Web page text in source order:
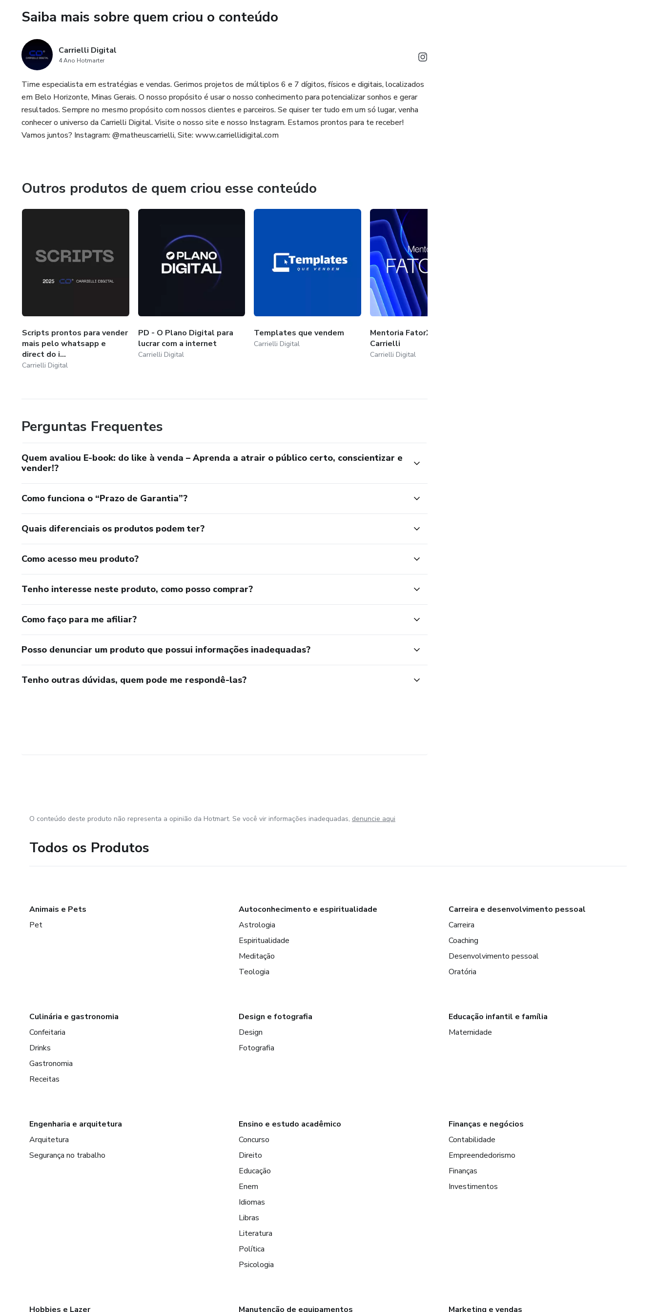
Saiba mais sobre quem criou o conteúdo
Carrielli Digital
4 Ano Hotmarter
Time especialista em estratégias e vendas. Gerimos projetos de múltiplos 6 e 7 dígitos, físicos e digitais, localizados
em Belo Horizonte, Minas Gerais. O nosso propósito é usar o nosso conhecimento para potencializar sonhos e gerar
resultados. Sempre no mesmo propósito com nossos clientes e parceiros. Se quiser ter tudo em um só lugar, venha
conhecer o universo da Carrielli Digital. Visite o nosso site e nosso Instagram. Estamos prontos para te receber!
Vamos juntos? Instagram: @matheuscarrielli, Site: www.carriellidigital.com
Outros produtos de quem criou esse conteúdo
Scripts prontos para vender
mais pelo whatsapp e
direct do i...
Carrielli Digital
PD - O Plano Digital para
lucrar com a internet
Carrielli Digital
Templates que vendem
Carrielli Digital
Mentoria FatorX - Matheus
Carrielli
Carrielli Digital
Perguntas Frequentes
Quem avaliou E-book: do like à venda – Aprenda a atrair o público certo, conscientizar e
vender!?
Como funciona o “Prazo de Garantia”?
Quais diferenciais os produtos podem ter?
Como acesso meu produto?
Tenho interesse neste produto, como posso comprar?
Como faço para me afiliar?
Posso denunciar um produto que possui informações inadequadas?
Tenho outras dúvidas, quem pode me respondê-las?
O conteúdo deste produto não representa a opinião da Hotmart. Se você vir informações inadequadas, denuncie aqui
Todos os Produtos
Animais e Pets
Pet
Autoconhecimento e espiritualidade
Astrologia
Espiritualidade
Meditação
Teologia
Carreira e desenvolvimento pessoal
Carreira
Coaching
Desenvolvimento pessoal
Oratória
Culinária e gastronomia
Confeitaria
Drinks
Gastronomia
Receitas
Design e fotografia
Design
Fotografia
Educação infantil e família
Maternidade
Engenharia e arquitetura
Arquitetura
Segurança no trabalho
Ensino e estudo acadêmico
Concurso
Direito
Educação
Enem
Idiomas
Libras
Literatura
Política
Psicologia
Finanças e negócios
Contabilidade
Empreendedorismo
Finanças
Investimentos
Hobbies e Lazer Manutenção de equipamentos Marketing e vendas